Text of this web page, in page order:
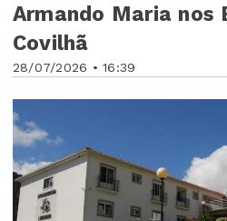
28/07/2026 • 16:39
Armando Maria nos
Covilhã